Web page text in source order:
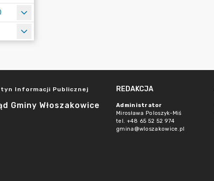
Informacji Publicznej
Gminy Włoszakowice
REDAKCJA
Administrator
Mirosława Poloszyk-Miś
tel. +48 65 52 52 974
gmina@wloszakowice.pl